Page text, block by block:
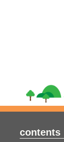
contents